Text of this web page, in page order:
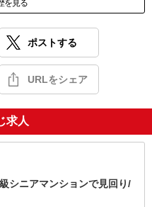
を見る
ポストする
URLをシェア
求人
シニアマンションで見回り/